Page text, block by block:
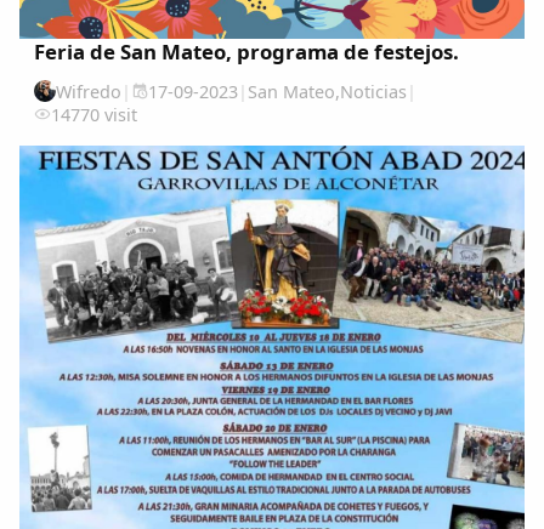
Feria de San Mateo, programa de festejos.
Wifredo | 17-09-2023| San Mateo,Noticias |
14770 visit